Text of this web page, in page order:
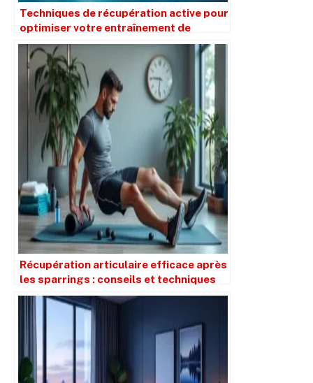
Techniques de récupération active pour
optimiser votre entraînement de
combat
Récupération articulaire efficace après
les sparrings : conseils et techniques